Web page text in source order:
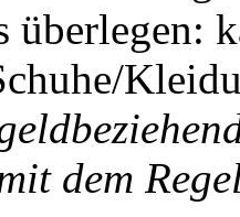
überlegen:
dem